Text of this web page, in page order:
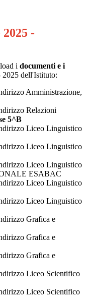
-
i documenti e i
2025 dell'Istituto:
Amministrazione,
Relazioni
5^B
Liceo Linguistico
Liceo Linguistico
Liceo Linguistico
ESABAC
Liceo Linguistico
Liceo Linguistico
Grafica e
Grafica e
Grafica e
Liceo Scientifico
Liceo Scientifico